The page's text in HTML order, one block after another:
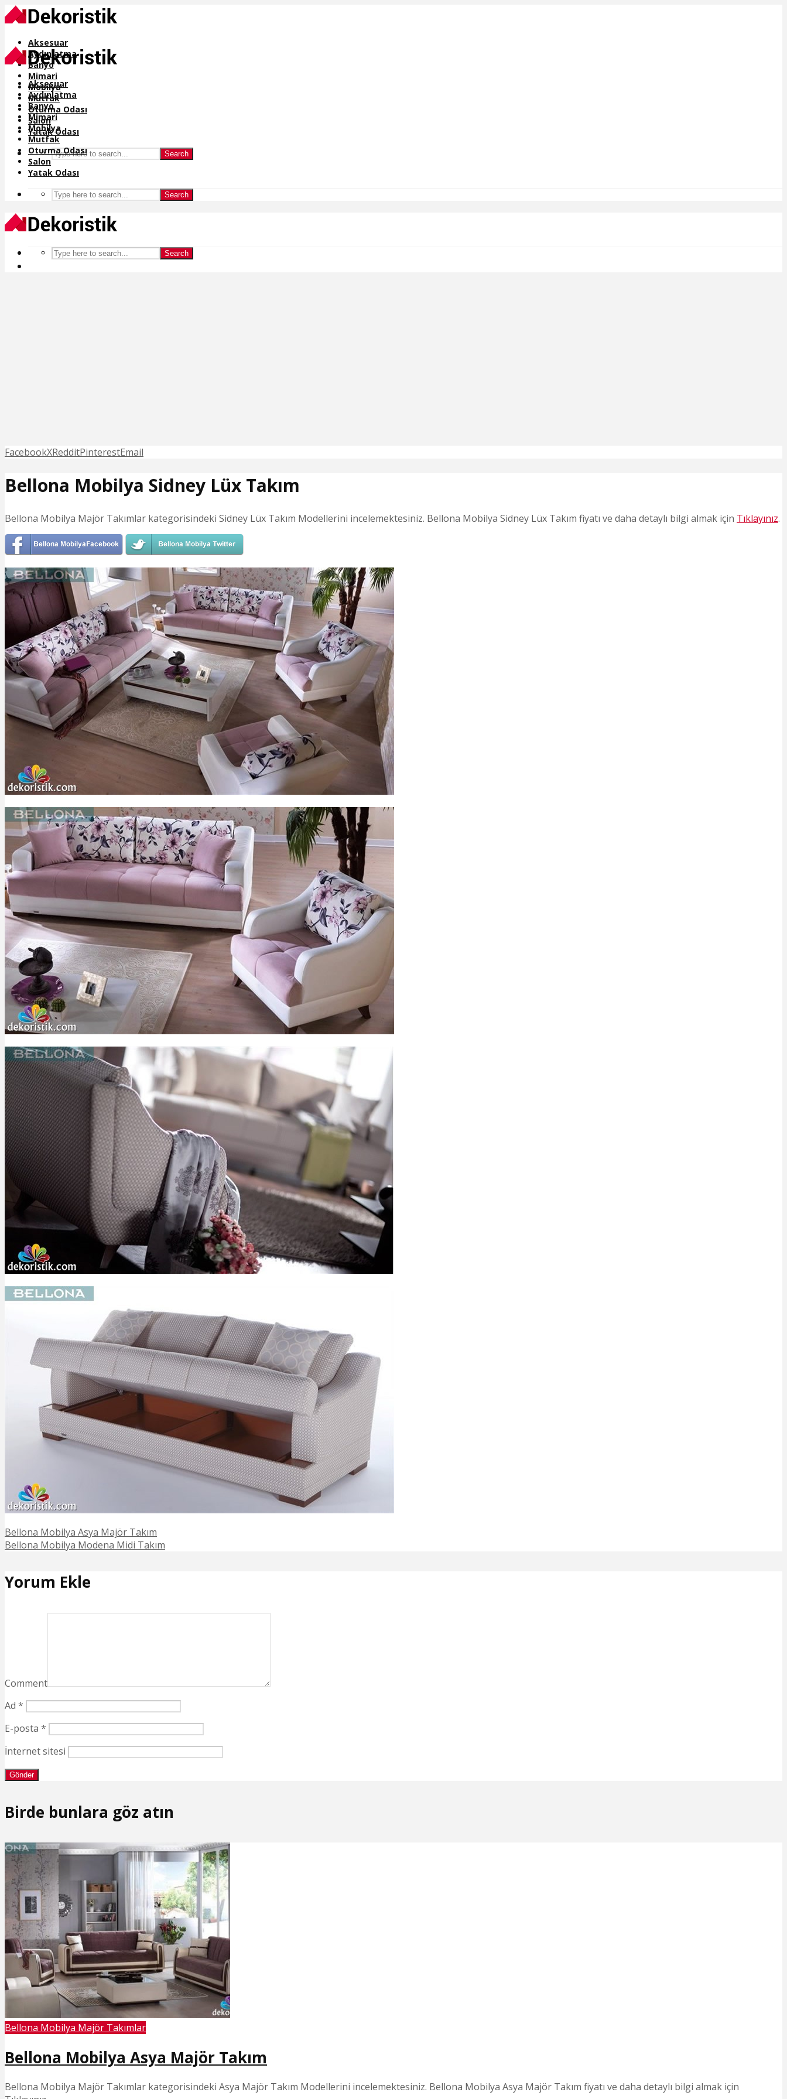
Aksesuar
Aydınlatma
Banyo
Mimari
Mobilya
Mutfak
Oturma Odası
Salon
Yatak Odası
Search
Aksesuar
Aydınlatma
Banyo
Mimari
Mobilya
Mutfak
Oturma Odası
Salon
Yatak Odası
Search
Search
FacebookXRedditPinterestEmail
Bellona Mobilya Sidney Lüx Takım
Bellona Mobilya Majör Takımlar kategorisindeki Sidney Lüx Takım Modellerini incelemektesiniz. Bellona Mobilya Sidney Lüx Takım fiyatı ve daha detaylı bilgi almak için Tıklayınız.
Bellona Mobilya Asya Majör Takım
Bellona Mobilya Modena Midi Takım
Yorum Ekle
Comment
Ad *
E-posta *
İnternet sitesi
Birde bunlara göz atın
Bellona Mobilya Majör Takımlar
Bellona Mobilya Asya Majör Takım
Bellona Mobilya Majör Takımlar kategorisindeki Asya Majör Takım Modellerini incelemektesiniz. Bellona Mobilya Asya Majör Takım fiyatı ve daha detaylı bilgi almak için